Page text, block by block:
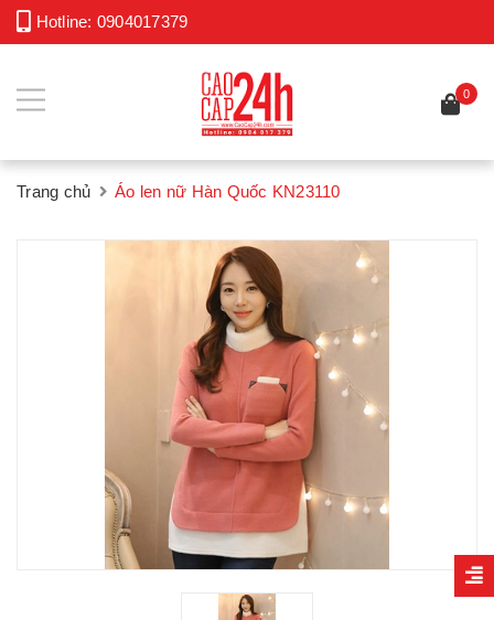
Hotline: 0904017379
0
Trang chủ Áo len nữ Hàn Quốc KN23110